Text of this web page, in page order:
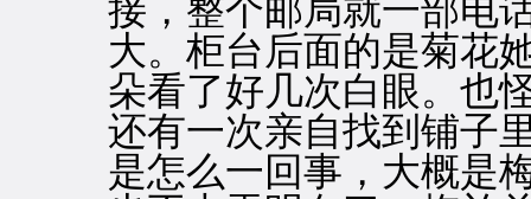
接，整个邮局就一部电
大。柜台后面的是菊花
朵看了好几次白眼。也
还有一次亲自找到铺子
是怎么一回事，大概是